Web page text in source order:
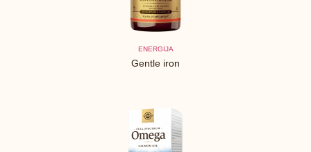
ENERGIJA
Gentle iron